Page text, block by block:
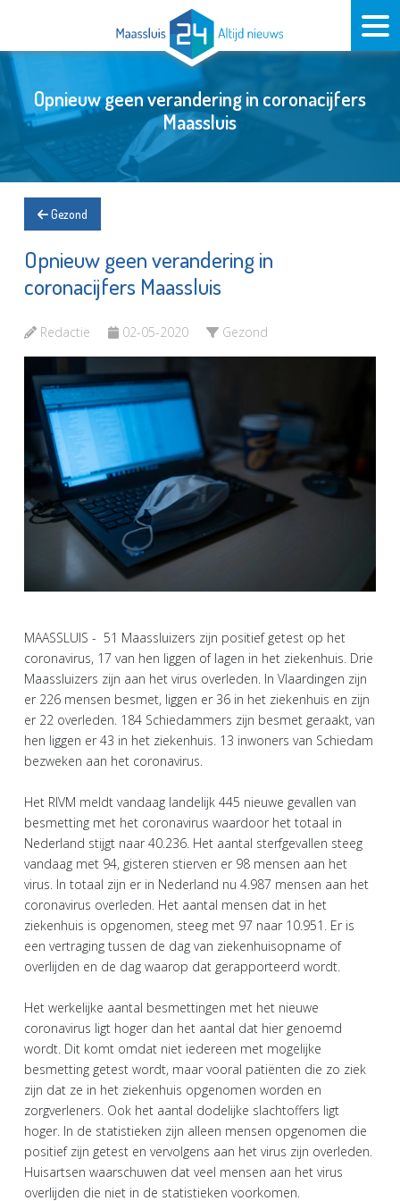
Opnieuw geen verandering in coronacijfers
Maassluis
Gezond
Opnieuw geen verandering in
coronacijfers Maassluis
Redactie 02-05-2020 Gezond
MAASSLUIS - 51 Maassluizers zijn positief getest op het
coronavirus, 17 van hen liggen of lagen in het ziekenhuis. Drie
Maassluizers zijn aan het virus overleden. In Vlaardingen zijn
er 226 mensen besmet, liggen er 36 in het ziekenhuis en zijn
er 22 overleden. 184 Schiedammers zijn besmet geraakt, van
hen liggen er 43 in het ziekenhuis. 13 inwoners van Schiedam
bezweken aan het coronavirus.
Het RIVM meldt vandaag landelijk 445 nieuwe gevallen van
besmetting met het coronavirus waardoor het totaal in
Nederland stijgt naar 40.236. Het aantal sterfgevallen steeg
vandaag met 94, gisteren stierven er 98 mensen aan het
virus. In totaal zijn er in Nederland nu 4.987 mensen aan het
coronavirus overleden. Het aantal mensen dat in het
ziekenhuis is opgenomen, steeg met 97 naar 10.951. Er is
een vertraging tussen de dag van ziekenhuisopname of
overlijden en de dag waarop dat gerapporteerd wordt.
Het werkelijke aantal besmettingen met het nieuwe
coronavirus ligt hoger dan het aantal dat hier genoemd
wordt. Dit komt omdat niet iedereen met mogelijke
besmetting getest wordt, maar vooral patiënten die zo ziek
zijn dat ze in het ziekenhuis opgenomen worden en
zorgverleners. Ook het aantal dodelijke slachtoffers ligt
hoger. In de statistieken zijn alleen mensen opgenomen die
positief zijn getest en vervolgens aan het virus zijn overleden.
Huisartsen waarschuwen dat veel mensen aan het virus
overlijden die niet in de statistieken voorkomen.